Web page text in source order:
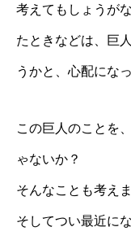
考えてもしょうが
たときなどは、巨
うかと、心配にな
この巨人のことを
ゃないか？
そんなことも考えま
そしてつい最近に